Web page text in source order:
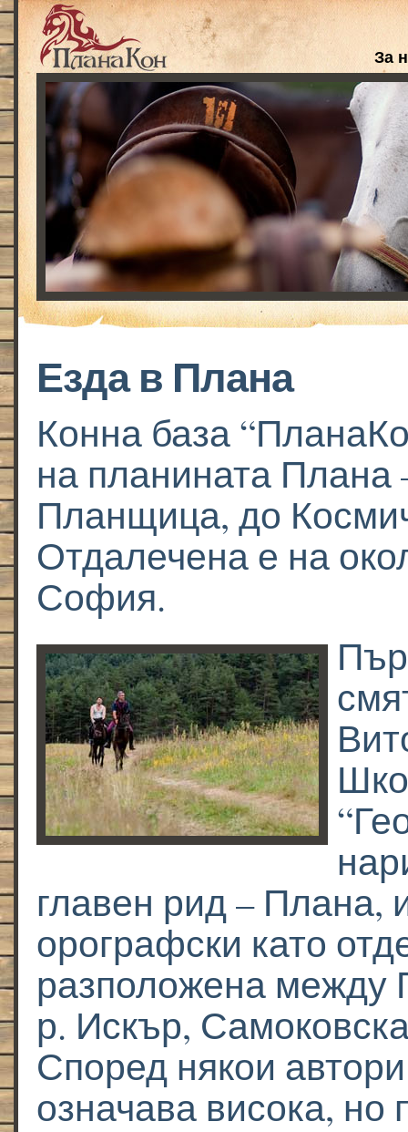
За
Езда в Плана
Конна база
на планината Плана
Планщица, до
Отдалечена е на
София.
главен рид – Плана,
орографски като
разположена между
р. Искър,
Според някои
означава висока, но